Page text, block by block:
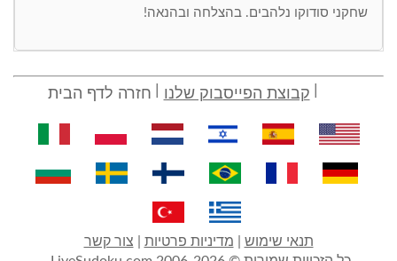
שחקני סודוקו נלהבים. בהצלחה ובהנאה!
קבוצת הפייסבוק שלנו חזרה לדף הבית
תנאי שימוש| מדיניות פרטיות|
צור קשר